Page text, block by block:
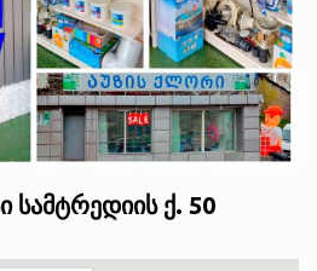
სამტრედიის ქ. 50